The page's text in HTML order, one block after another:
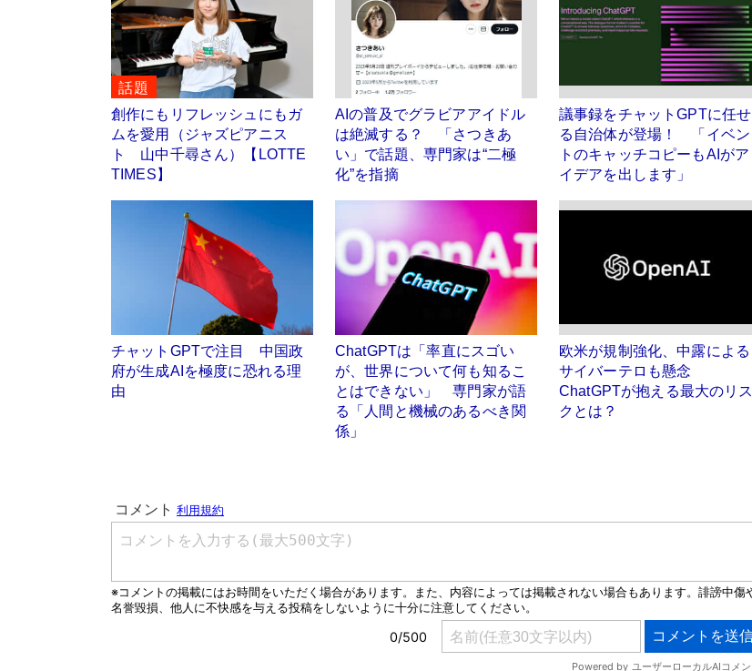
話題
創作にもリフレッシュにもガ
ムを愛用（ジャズピアニス
ト 山中千尋さん）【LOTTE
TIMES】
AIの普及でグラビアアイドル
は絶滅する？ 「さつきあ
い」で話題、専門家は“二極
化”を指摘
議事録をチャットGPTに任せ
る自治体が登場！ 「イベン
トのキャッチコピーもAIがア
イデアを出します」
チャットGPTで注目 中国政
府が生成AIを極度に恐れる理
由
ChatGPTは「率直にスゴい
が、世界について何も知るこ
とはできない」 専門家が語
る「人間と機械のあるべき関
係」
欧米が規制強化、中露による
サイバーテロも懸念
ChatGPTが抱える最大のリス
クとは？